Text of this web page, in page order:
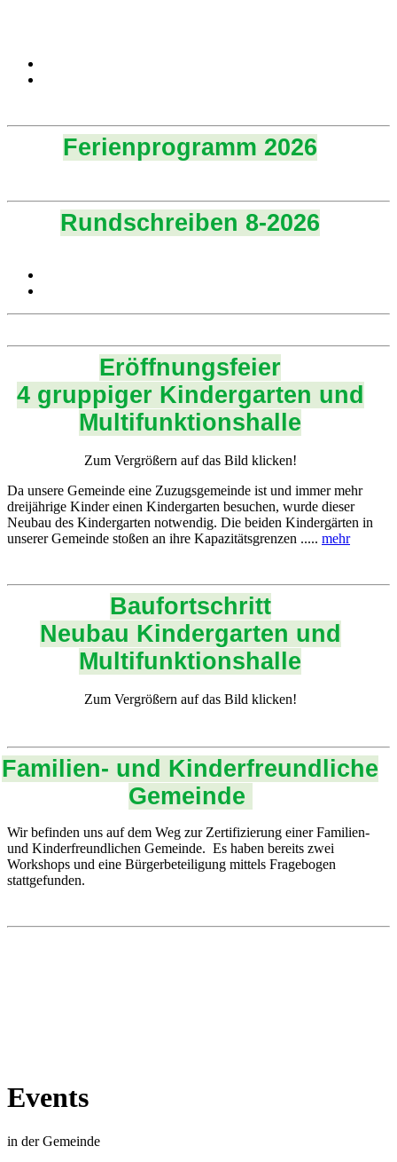
Ferienprogramm 2026
Rundschreiben 8-2026
Eröffnungsfeier
4 gruppiger Kindergarten und
Multifunktionshalle
Zum Vergrößern auf das Bild klicken!
Da unsere Gemeinde eine Zuzugsgemeinde ist und immer mehr
dreijährige Kinder einen Kindergarten besuchen, wurde dieser
Neubau des Kindergarten notwendig. Die beiden Kindergärten in
unserer Gemeinde stoßen an ihre Kapazitätsgrenzen ..... mehr
Baufortschritt
Neubau Kindergarten und
Multifunktionshalle
Zum Vergrößern auf das Bild klicken!
Familien- und Kinderfreundliche
Gemeinde
Wir befinden uns auf dem Weg zur Zertifizierung einer Familien-
und Kinderfreundlichen Gemeinde. Es haben bereits zwei
Workshops und eine Bürgerbeteiligung mittels Fragebogen
stattgefunden.
Events
in der Gemeinde